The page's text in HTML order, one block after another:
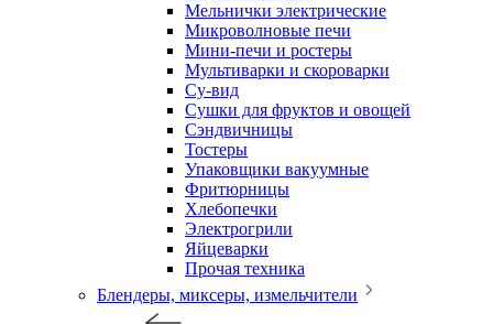
Мельнички электрические
Микроволновые печи
Мини-печи и ростеры
Мультиварки и скороварки
Су-вид
Сушки для фруктов и овощей
Сэндвичницы
Тостеры
Упаковщики вакуумные
Фритюрницы
Хлебопечки
Электрогрили
Яйцеварки
Прочая техника
Блендеры, миксеры, измельчители